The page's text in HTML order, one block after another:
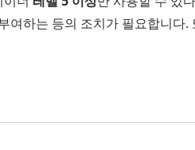
여하는 등의 조치가 필요합니